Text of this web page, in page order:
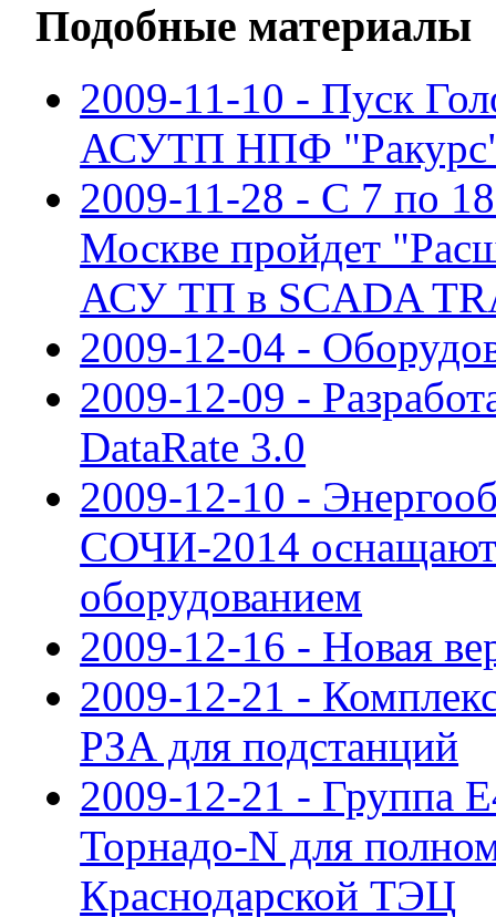
Подобные материалы
2009-11-10 - Пуск
АСУТП НПФ
2009-11-28 - С 7 по 18
Москве пройдет
АСУ ТП в SCADA
2009-12-04 -
2009-12-09 -
DataRate 3.0
2009-12-10 -
СОЧИ-2014
оборудованием
2009-12-16 - Новая
2009-12-21 -
РЗА для подстанций
2009-12-21 - Группа
Торнадо-N для
Краснодарской ТЭЦ